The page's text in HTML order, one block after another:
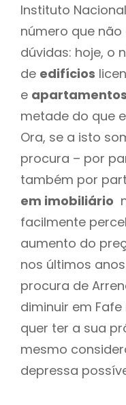
Instituto
número que
dúvidas: hoje, o
de edifícios
e apartamentos
metade do que
Ora, se a isto
procura – por
também por
em imobiliário
facilmente
aumento do
nos últimos
procura de
diminuir em
quer ter a sua
mesmo
depressa